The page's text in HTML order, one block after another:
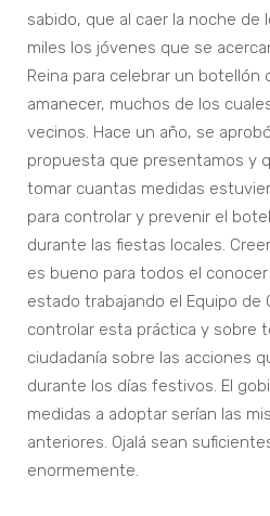
sabido, que al caer la noche de
miles los jóvenes que se
Reina para celebrar un botellón
amanecer, muchos de los
vecinos. Hace un año, se
propuesta que presentamos y
tomar cuantas medidas
para controlar y prevenir el
durante las fiestas locales.
es bueno para todos el
estado trabajando el Equipo de
controlar esta práctica y sobre
ciudadanía sobre las acciones
durante los días festivos. El
medidas a adoptar serían las
anteriores. Ojalá sean
enormemente.